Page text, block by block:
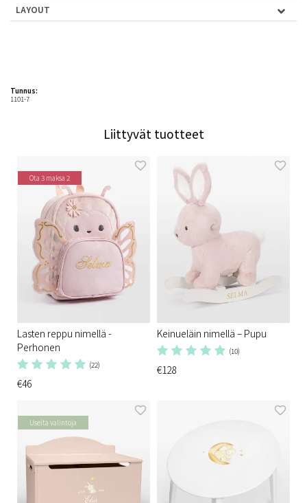
LAYOUT
Tunnus:
1101-7
Liittyvät tuotteet
Ota 3 maksa 2
Lasten reppu nimellä -
Perhonen
(22)
€46
Keinueläin nimellä – Pupu
(10)
€128
Useita valintoja